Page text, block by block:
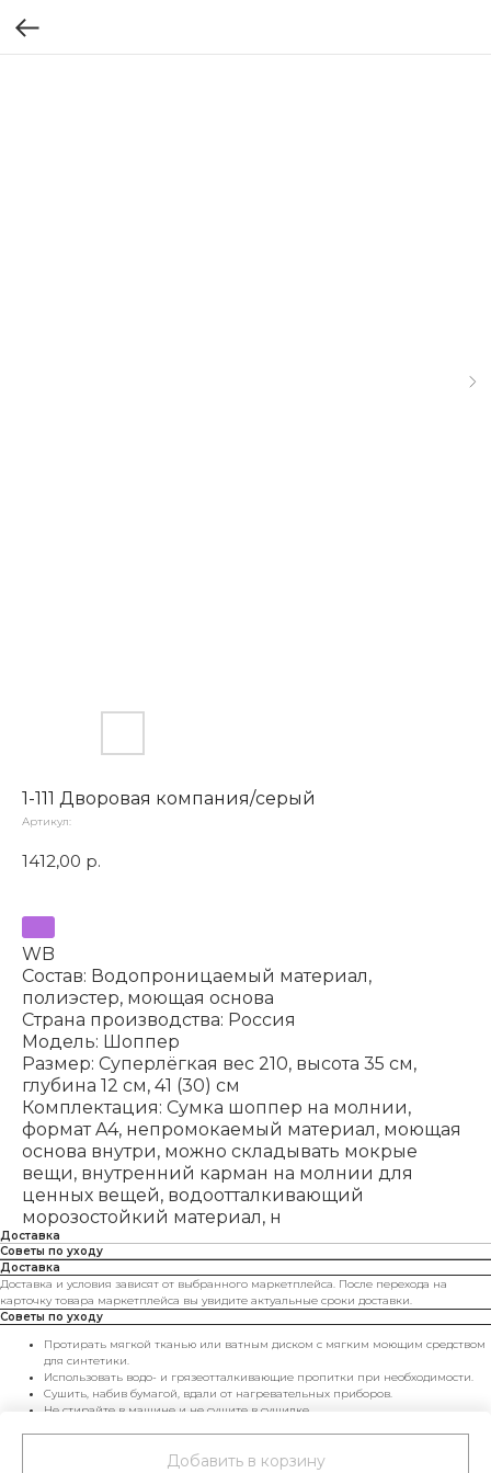
1-111 Дворовая компания/серый
Артикул:
1412,00 р.
Добавить в корзину
WB
Состав: Водопроницаемый материал,
полиэстер, моющая основа
Страна производства: Россия
Модель: Шоппер
Размер: Суперлёгкая вес 210, высота 35 см,
глубина 12 см, 41 (30) см
Комплектация: Сумка шоппер на молнии,
формат A4, непромокаемый материал, моющая
основа внутри, можно складывать мокрые
вещи, внутренний карман на молнии для
ценных вещей, водоотталкивающий
морозостойкий материал, н
Доставка
Советы по уходу
Доставка
Доставка и условия зависят от выбранного маркетплейса. После перехода на
карточку товара маркетплейса вы увидите актуальные сроки доставки.
Советы по уходу
Протирать мягкой тканью или ватным диском с мягким моющим средством
для синтетики.
Использовать водо- и грязеотталкивающие пропитки при необходимости.
Сушить, набив бумагой, вдали от нагревательных приборов.
Не стирайте в машине и не сушите в сушилке.